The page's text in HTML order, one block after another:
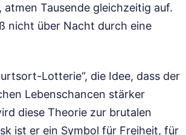
Tausende gleichzeitig auf.
nicht über Nacht durch eine
Lotterie“, die Idee, dass der
Lebenschancen stärker
diese Theorie zur brutalen
ist er ein Symbol für Freiheit, für